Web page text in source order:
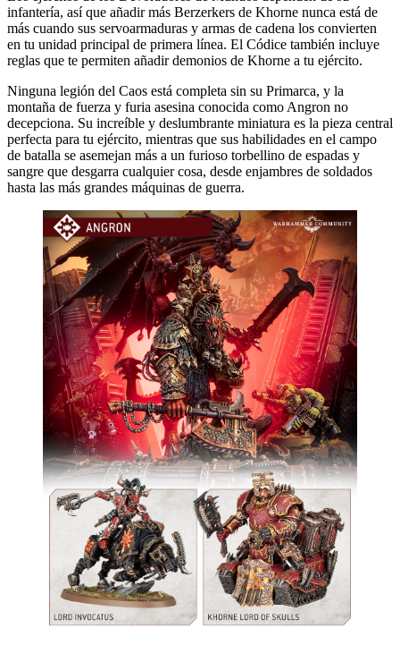
infantería, así que añadir más Berzerkers de Khorne nunca está de
más cuando sus servoarmaduras y armas de cadena los convierten
en tu unidad principal de primera línea. El Códice también incluye
reglas que te permiten añadir demonios de Khorne a tu ejército.
Ninguna legión del Caos está completa sin su Primarca, y la
montaña de fuerza y ​​furia asesina conocida como Angron no
decepciona. Su increíble y deslumbrante miniatura es la pieza central
perfecta para tu ejército, mientras que sus habilidades en el campo
de batalla se asemejan más a un furioso torbellino de espadas y
sangre que desgarra cualquier cosa, desde enjambres de soldados
hasta las más grandes máquinas de guerra.